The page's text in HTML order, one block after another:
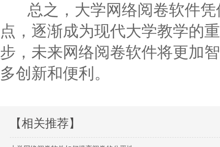
总之，大学网络阅卷软件凭
点，逐渐成为现代大学教学的
步，未来网络阅卷软件将更加
多创新和便利。
【相关推荐】